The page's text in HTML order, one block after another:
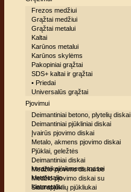
Frezos medžiui
Grąžtai medžiui
Grąžtai metalui
Kaltai
Karūnos metalui
Karūnos skylėms
Pakopiniai grąžtai
SDS+ kaltai ir grąžtai
• Priedai
Universalūs grąžtai
Pjovimui
Deimantiniai betono, plytelių diskai
Deimantiniai pjūkliniai diskai
Įvairūs pjovimo diskai
Metalo, akmens pjovimo diskai
Pjūklai, geležtės
Deimantiniai diskai
keramikai/akmens masei
Medžio pjovimo diskai be
kietmetalio
Medžio pjovimo diskai su
kietmetaliu
Siaurapjūklių pjūkliukai